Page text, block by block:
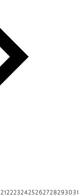
2122232425262728293031